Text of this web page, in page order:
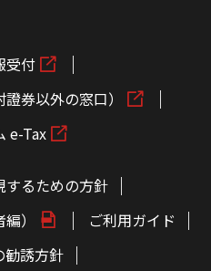
受付
券以外の窓口）
e-Tax
するための方針
）
ご利用ガイド
勧誘方針